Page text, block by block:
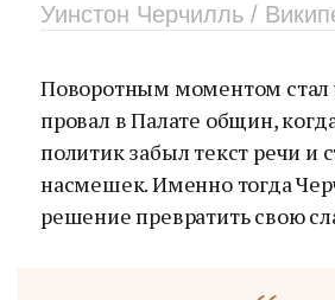
Уинстон Черчилль /
Поворотным моментом стал
провал в Палате общин,
политик забыл текст речи и
насмешек. Именно тогда
решение превратить свою